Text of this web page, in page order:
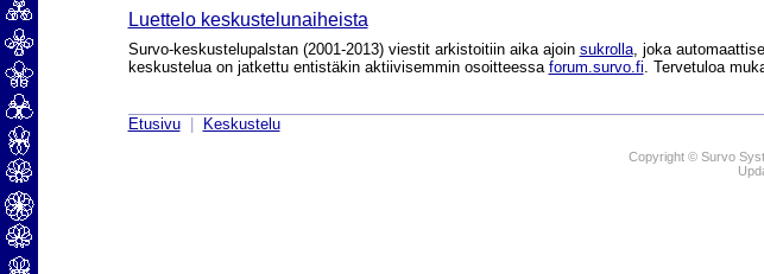
Luettelo keskustelunaiheista
Survo-keskustelupalstan (2001-2013) viestit arkistoitiin aika ajoin sukrolla, joka
keskustelua on jatkettu entistäkin aktiivisemmin osoitteessa forum.survo.fi. Tervetuloa
Etusivu| Keskustelu
Copyright © Survo